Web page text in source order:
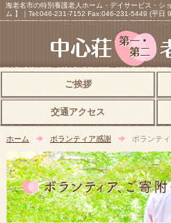
海老名市の特別養護老人ホーム・デイサービス・シ
ム 】｜Tel:046-231-7152 Fax:046-231-5449 (平日
ご挨拶
交通アクセス
ホーム ボランティア感謝 ボランティ